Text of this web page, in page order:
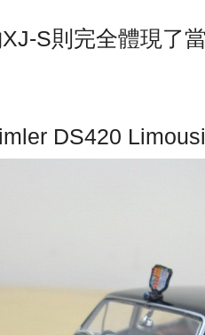
S則完全體現了
DS420